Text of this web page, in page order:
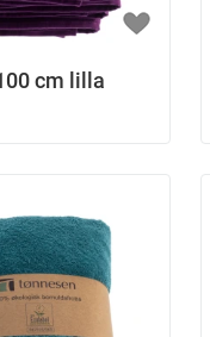
cm lilla